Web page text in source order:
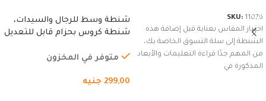
SKU: 11076
اختيار المقاس بعناية قبل إضافة هذه
الشنطة إلى سلة التسوق الخاصة بك،
من المهم جدًا قراءة التعليمات والأبعاد
المذكورة في
شنطة وسط للرجال والسيدات،
شنطة كروس بحزام قابل للتعديل
السفر، الجري العادي، المشي
(رمادي)
متوفر في المخزون
299,00 جنيه